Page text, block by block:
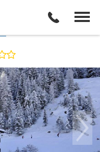
Описание отеля